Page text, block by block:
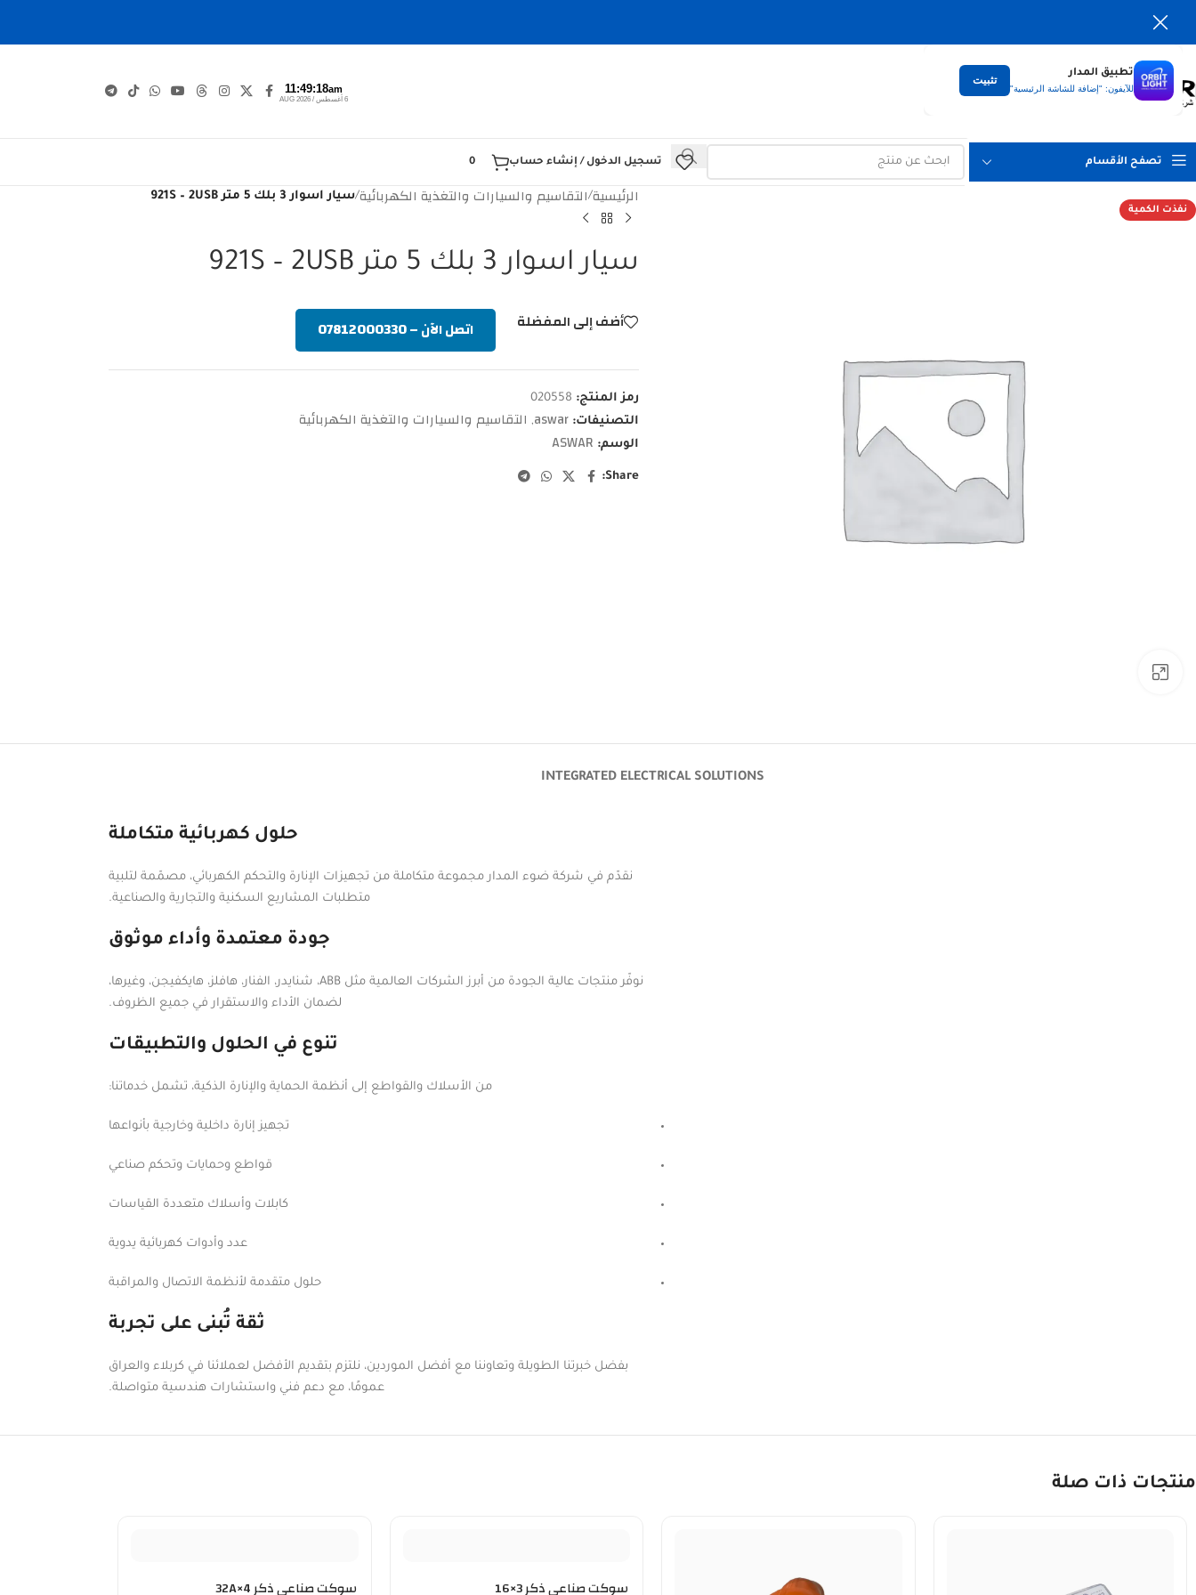
تطبيق المدار
للآيفون: "إضافة للشاشة الرئيسية"
تثبيت التوصيل
لكل العراق
11:49:19am
6 أغسطس / AUG 2026
تصفح الأقسام تسجيل الدخول / إنشاء حساب 0
نفذت الكمية
الرئيسية/التقاسيم والسيارات والتغذية الكهربائية/سيار اسوار 3 بلك 5 متر 921S – 2USB
سيار اسوار 3 بلك 5 متر 921S – 2USB
أضف إلى المفضلة اتصل الآن – 07812000330
رمز المنتج: 020558
التصنيفات: aswar
, التقاسيم والسيارات والتغذية الكهربائية
الوسم: ASWAR
Share:
INTEGRATED ELECTRICAL SOLUTIONS
حلول كهربائية متكاملة
نقدّم في شركة ضوء المدار مجموعة متكاملة من تجهيزات الإنارة والتحكم الكهربائي، مصمّمة لتلبية
متطلبات المشاريع السكنية والتجارية والصناعية.
جودة معتمدة وأداء موثوق
نوفّر منتجات عالية الجودة من أبرز الشركات العالمية مثل ABB، شنايدر، الفنار، هافلز، هايكفيجن، وغيرها،
لضمان الأداء والاستقرار في جميع الظروف.
تنوع في الحلول والتطبيقات
من الأسلاك والقواطع إلى أنظمة الحماية والإنارة الذكية، تشمل خدماتنا:
تجهيز إنارة داخلية وخارجية بأنواعها
قواطع وحمايات وتحكم صناعي
كابلات وأسلاك متعددة القياسات
عدد وأدوات كهربائية يدوية
حلول متقدمة لأنظمة الاتصال والمراقبة
ثقة تُبنى على تجربة
بفضل خبرتنا الطويلة وتعاوننا مع أفضل الموردين، نلتزم بتقديم الأفضل لعملائنا في كربلاء والعراق
عمومًا، مع دعم فني واستشارات هندسية متواصلة.
منتجات ذات صلة
سوكت صناعي ذكر 3×16 سوكت صناعي ذكر 4×32A